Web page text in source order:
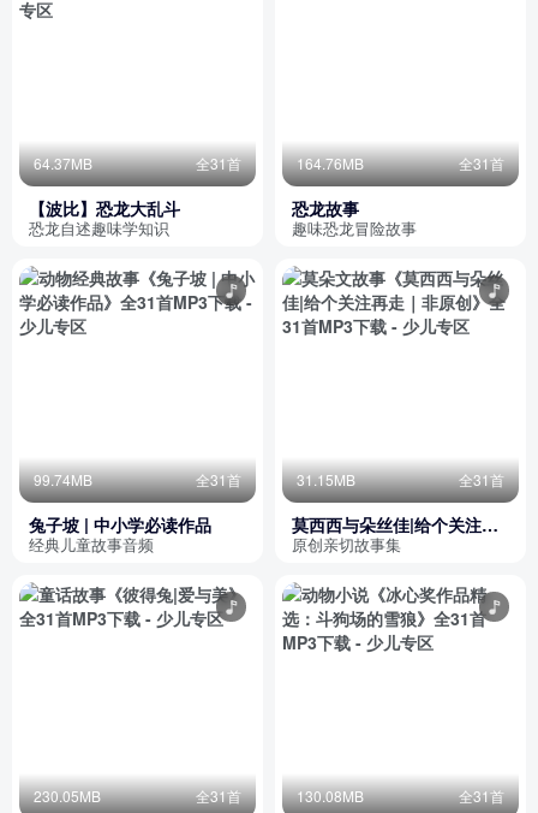
64.37MB 全31首
【波比】恐龙大乱斗
恐龙自述趣味学知识
164.76MB 全31首
恐龙故事
趣味恐龙冒险故事
99.74MB 全31首
兔子坡 | 中小学必读作品
经典儿童故事音频
31.15MB 全31首
莫西西与朵丝佳|给个关注再
走｜非原创
原创亲切故事集
230.05MB 全31首 130.08MB 全31首